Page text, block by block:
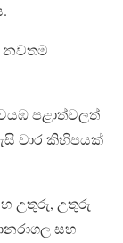
නවතම
පළාත්වලත්
වාර කිහිපයක්
උතුරු, උතුරු
සහ